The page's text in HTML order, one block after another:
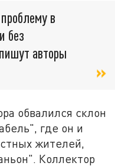
в
без
авторы
обвалился склон
где он и
жителей,
Коллектор